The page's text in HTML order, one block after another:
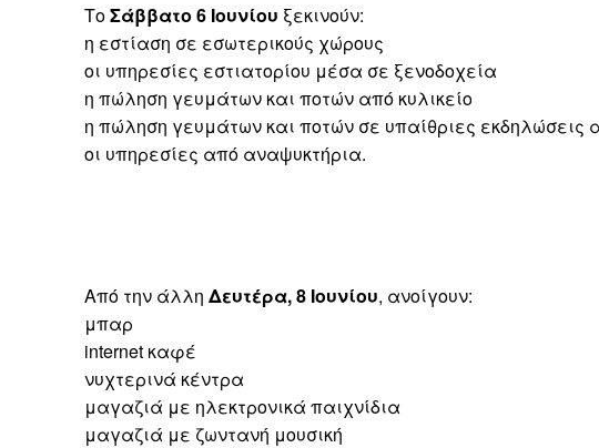
ΤοΣάββατο 6 Ιουνίου ξεκινούν:
η εστίαση σε εσωτερικούς χώρους
οι υπηρεσίες εστιατορίου μέσα σε ξενοδοχεία
η πώληση γευμάτων και ποτών από κυλικείο
η πώληση γευμάτων και ποτών σε υπαίθριες εκδηλώσεις
οι υπηρεσίες από αναψυκτήρια.
Από την άλλη Δευτέρα, 8 Ιουνίου, ανοίγουν:
μπαρ
internet καφέ
νυχτερινά κέντρα
μαγαζιά με ηλεκτρονικά παιχνίδια
μαγαζιά με ζωντανή μουσική